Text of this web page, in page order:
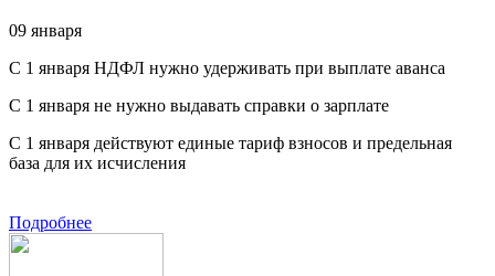
09 января
С 1 января НДФЛ нужно удерживать при выплате аванса
С 1 января не нужно выдавать справки о зарплате
С 1 января действуют единые тариф взносов и предельная
база для их исчисления
Подробнее